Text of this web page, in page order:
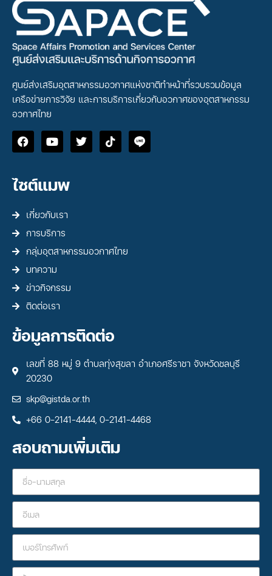
ศูนย์ส่งเสริมอุตสาหกรรมอวกาศแห่งชาติทำหน้าที่รวบรวมข้อมูล
เครือข่ายการวิจัย และการบริการเกี่ยวกับอวกาศของอุตสาหกรรม
อวกาศไทย
ไซต์แมพ
เกี่ยวกับเรา
การบริการ
กลุ่มอุตสาหกรรมอวกาศไทย
บทความ
ข่าวกิจกรรม
ติดต่อเรา
ข้อมูลการติดต่อ
เลขที่ 88 หมู่ 9 ตำบลทุ่งสุขลา อำเภอศรีราชา จังหวัดชลบุรี
20230
skp@gistda.or.th
+66 0-2141-4444, 0-2141-4468
สอบถามเพิ่มเติม